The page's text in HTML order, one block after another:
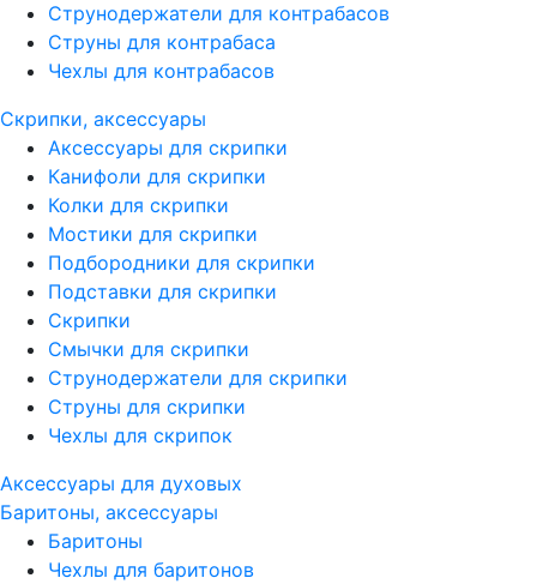
Струнодержатели для контрабасов
Струны для контрабаса
Чехлы для контрабасов
Скрипки, аксессуары
Аксессуары для скрипки
Канифоли для скрипки
Колки для скрипки
Мостики для скрипки
Подбородники для скрипки
Подставки для скрипки
Скрипки
Смычки для скрипки
Струнодержатели для скрипки
Струны для скрипки
Чехлы для скрипок
Аксессуары для духовых
Баритоны, аксессуары
Баритоны
Чехлы для баритонов